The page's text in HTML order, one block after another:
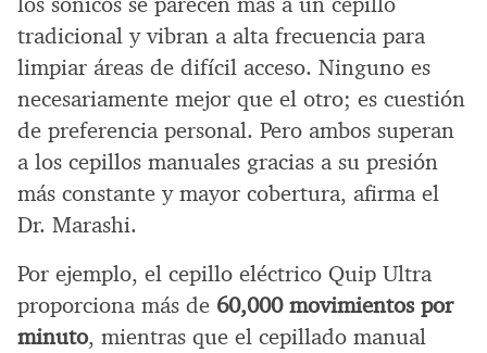
tradicional y vibran a alta frecuencia para
limpiar áreas de difícil acceso. Ninguno es
necesariamente mejor que el otro; es cuestión
de preferencia personal. Pero ambos superan
a los cepillos manuales gracias a su presión
más constante y mayor cobertura, afirma el
Dr. Marashi.
Por ejemplo, el cepillo eléctrico Quip Ultra
proporciona más de 60,000 movimientos por
minuto, mientras que el cepillado manual